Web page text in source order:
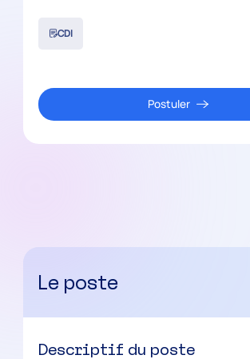
CDI
Postuler
Le poste
Descriptif du poste